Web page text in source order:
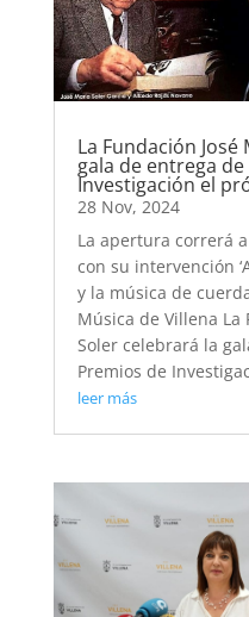
La Fundación
gala de entrega
Investigación el
28 Nov, 2024
La apertura correrá
con su intervención
y la música de
Música de Villena La
Soler celebrará la
Premios de
leer más